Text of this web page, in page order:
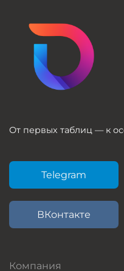
От первых таблиц — к
Telegram
ВКонтакте
Компания